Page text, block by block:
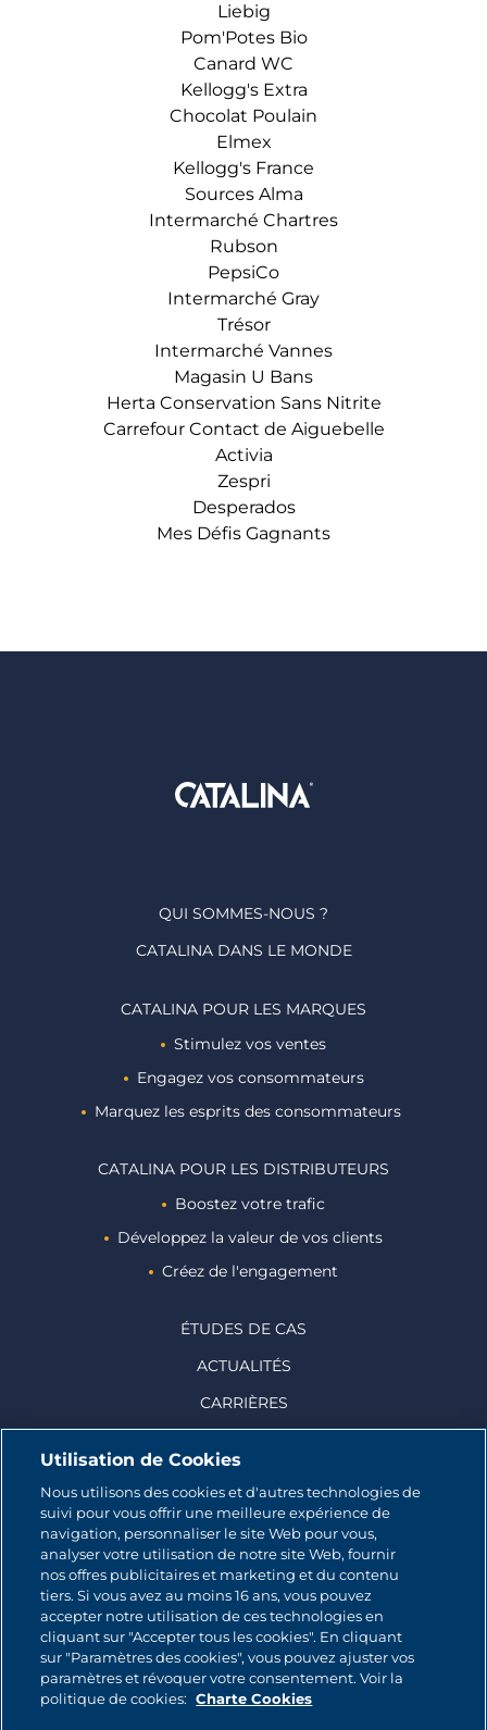
Liebig
Pom'Potes Bio
Canard WC
Kellogg's Extra
Chocolat Poulain
Elmex
Kellogg's France
Sources Alma
Intermarché Chartres
Rubson
PepsiCo
Intermarché Gray
Trésor
Intermarché Vannes
Magasin U Bans
Herta Conservation Sans Nitrite
Carrefour Contact de Aiguebelle
Activia
Zespri
Desperados
Mes Défis Gagnants
QUI SOMMES-NOUS ?
CATALINA DANS LE MONDE
CATALINA POUR LES MARQUES
Stimulez vos ventes
Engagez vos consommateurs
Marquez les esprits des consommateurs ​
CATALINA POUR LES DISTRIBUTEURS
Boostez votre trafic
Développez la valeur de vos clients
Créez de l'engagement
ÉTUDES DE CAS
ACTUALITÉS
CARRIÈRES
© 2026 CATALINA MARKETING INC.
Contact
Plan du site
Politique relative aux cookies
Utilisation de Cookies
Nous utilisons des cookies et d'autres technologies de
suivi pour vous offrir une meilleure expérience de
navigation, personnaliser le site Web pour vous,
analyser votre utilisation de notre site Web, fournir
nos offres publicitaires et marketing et du contenu
tiers. Si vous avez au moins 16 ans, vous pouvez
accepter notre utilisation de ces technologies en
cliquant sur "Accepter tous les cookies". En cliquant
sur "Paramètres des cookies", vous pouvez ajuster vos
paramètres et révoquer votre consentement. Voir la
politique de cookies: Charte Cookies